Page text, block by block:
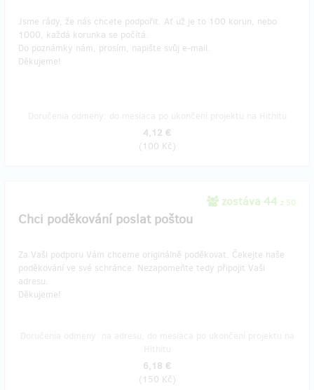
Jsme rády, že nás chcete podpořit. Ať už je to 100 korun, nebo
1000, každá korunka se počítá.
Do poznámky nám, prosím, napište svůj e-mail.
Děkujeme!
4,12 €
(100 Kč)
zostáva 44 z 50
Chci poděkování poslat poštou
Za Vaši podporu Vám chceme originálně poděkovat. Čekejte naše
poděkování ve své schránce. Nezapomeňte tedy připojit Vaši
adresu.
Děkujeme!
6,18 €
(150 Kč)